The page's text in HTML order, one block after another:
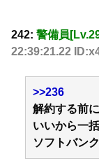
242: 警備員
22:39:21.22
>>236
解約する前
いいから一
ソフトバン